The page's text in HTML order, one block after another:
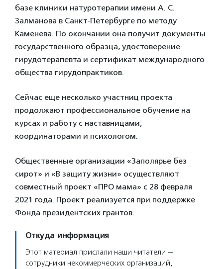
базе клиники натуротерапии имени А. С.
Залманова в Санкт-Петербурге по методу
Каменева. По окончании она получит документы
государственного образца, удостоверение
гирудотерапевта и сертификат международного
общества гирудопрактиков.
Сейчас еще несколько участниц проекта
продолжают профессиональное обучение на
курсах и работу с наставницами,
координаторами и психологом.
Общественные организации «Заполярье без
сирот» и «В защиту жизни» осуществляют
совместный проект «ПРО мама» с 28 февраля
2021 года. Проект реализуется при поддержке
Фонда президентских грантов.
Откуда информация
Этот материал прислали наши читатели —
сотрудники некоммерческих организаций,